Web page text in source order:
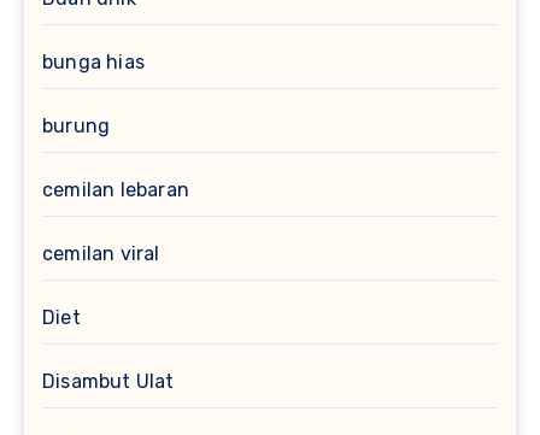
bunga hias
burung
cemilan lebaran
cemilan viral
Diet
Disambut Ulat